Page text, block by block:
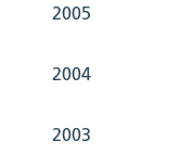
2005
2004
2003